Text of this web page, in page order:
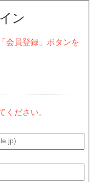
ン
会員登録」ボタンを
ください。